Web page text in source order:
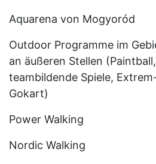
Aquarena von Mogyoród
Outdoor Programme im
an äußeren Stellen
teambildende Spiele,
Gokart)
Power Walking
Nordic Walking